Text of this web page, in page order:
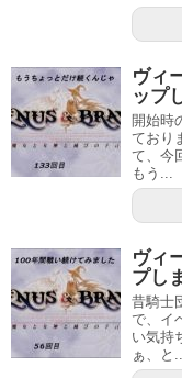
ヴィ
ップ
開始時
ており
て、今
もう...
ヴィ
プし
昔騎士
で、イ
い気持
ぁ、と...